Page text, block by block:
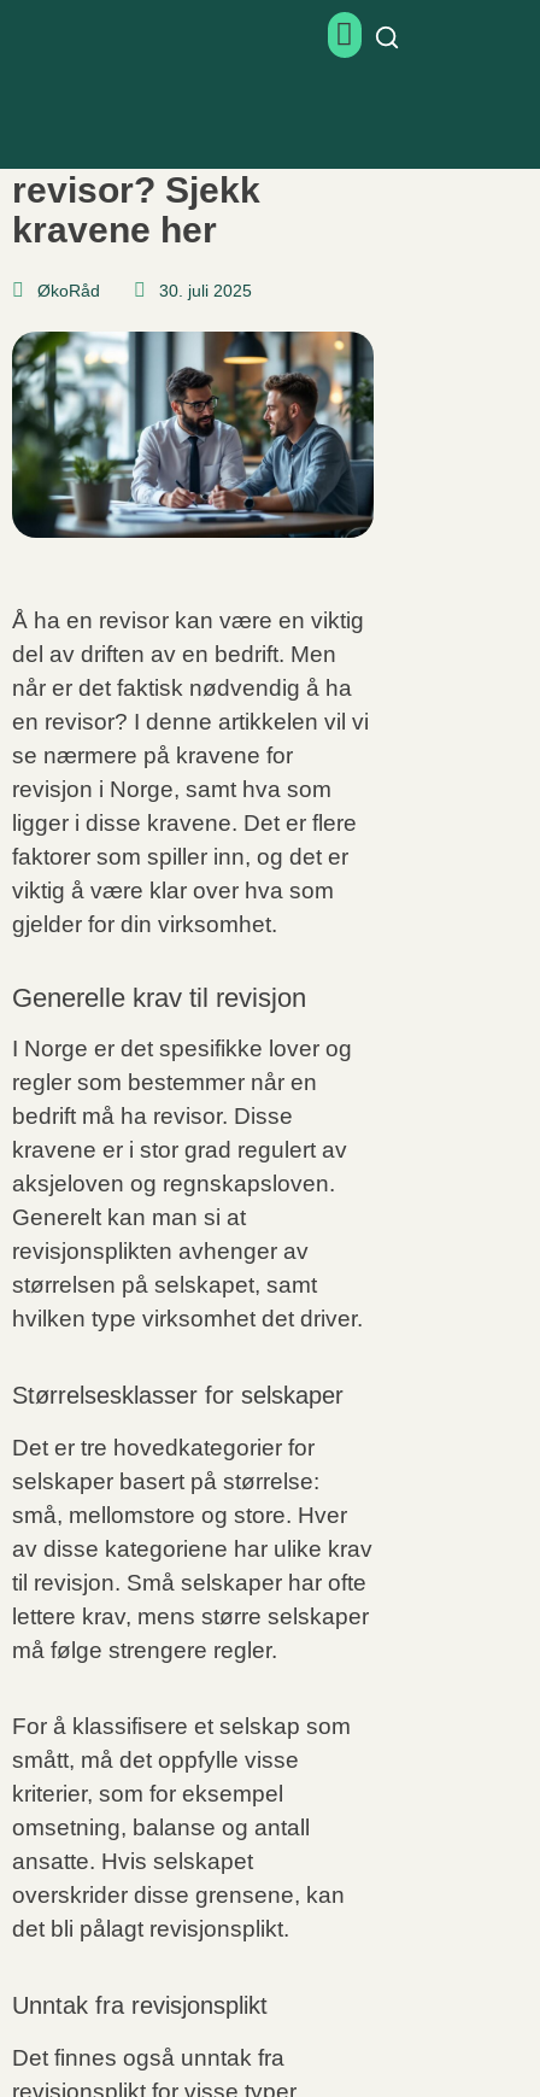
revisor? Sjekk
kravene her
ØkoRåd 30. juli 2025
Å ha en revisor kan være en viktig
del av driften av en bedrift. Men
når er det faktisk nødvendig å ha
en revisor? I denne artikkelen vil vi
se nærmere på kravene for
revisjon i Norge, samt hva som
ligger i disse kravene. Det er flere
faktorer som spiller inn, og det er
viktig å være klar over hva som
gjelder for din virksomhet.
Generelle krav til revisjon
I Norge er det spesifikke lover og
regler som bestemmer når en
bedrift må ha revisor. Disse
kravene er i stor grad regulert av
aksjeloven og regnskapsloven.
Generelt kan man si at
revisjonsplikten avhenger av
størrelsen på selskapet, samt
hvilken type virksomhet det driver.
Størrelsesklasser for selskaper
Det er tre hovedkategorier for
selskaper basert på størrelse:
små, mellomstore og store. Hver
av disse kategoriene har ulike krav
til revisjon. Små selskaper har ofte
lettere krav, mens større selskaper
må følge strengere regler.
For å klassifisere et selskap som
smått, må det oppfylle visse
kriterier, som for eksempel
omsetning, balanse og antall
ansatte. Hvis selskapet
overskrider disse grensene, kan
det bli pålagt revisjonsplikt.
Unntak fra revisjonsplikt
Det finnes også unntak fra